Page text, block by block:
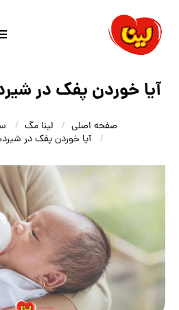
آیا خوردن پفک در
صفحه اصلی لینا مگ
آیا خوردن پفک در